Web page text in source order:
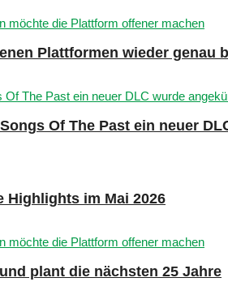
Plattformen wieder genau
Of The Past ein neuer
Highlights im Mai 2026
plant die nächsten 25 Jahre